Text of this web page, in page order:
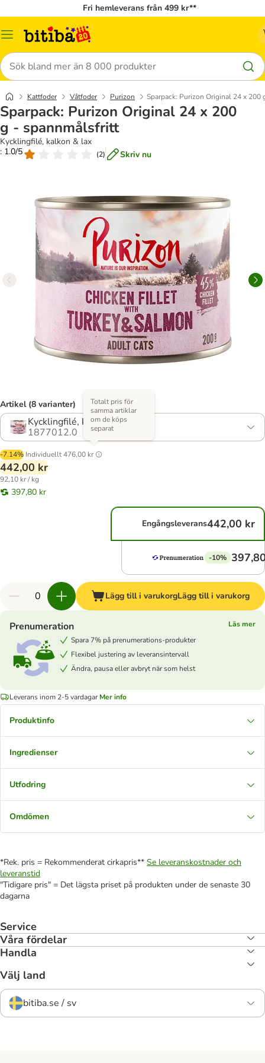
Fri hemleverans från 499 kr**
Meny
Sök
Kattfoder Våtfoder Purizon Sparpack: Purizon Original 24 x 200
Sparpack: Purizon Original 24 x 200
g - spannmålsfritt
Kycklingfilé, kalkon & lax
: 1.0/5
(2) Skriv nu
Artikel (8 varianter)
Kycklingfilé, kalkon & lax
1877012.0
-7.14% Individuellt476,00 kr
Totalt pris för
samma artiklar
om de köps
separat
442,00 kr
92,10 kr / kg
397,80 kr
Engångsleverans442,00 kr
-10%
Lägg till i varukorgLägg till i varukorg
Prenumeration
Läs mer
Spara 7% på prenumerations-produkter
Flexibel justering av leveransintervall
Ändra, pausa eller avbryt när som helst
Leverans inom 2-5 vardagar Mer info
Produktinfo
Ingredienser
Utfodring
Omdömen
*Rek. pris = Rekommenderat cirkapris** Se leveranskostnader och
leveranstid
"Tidigare pris" = Det lägsta priset på produkten under de senaste 30
dagarna
Service
Våra fördelar
Handla
Välj land
bitiba.se / sv